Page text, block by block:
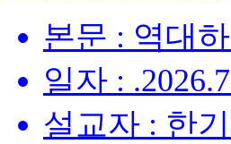
본문 : 역대
일자 :
설교자 : 한